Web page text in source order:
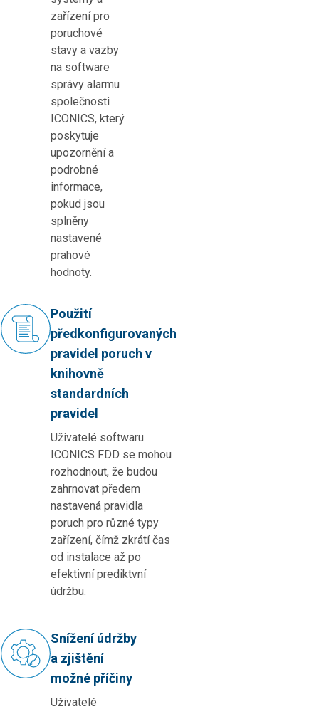
zařízení pro
poruchové
stavy a vazby
na software
správy alarmu
společnosti
ICONICS, který
poskytuje
upozornění a
podrobné
informace,
pokud jsou
splněny
nastavené
prahové
hodnoty.
Použití
předkonfigurovaných
pravidel poruch v
knihovně
standardních
pravidel
Uživatelé softwaru
ICONICS FDD se mohou
rozhodnout, že budou
zahrnovat předem
nastavená pravidla
poruch pro různé typy
zařízení, čímž zkrátí čas
od instalace až po
efektivní prediktvní
údržbu.
Snížení údržby
a zjištění
možné příčiny
Uživatelé